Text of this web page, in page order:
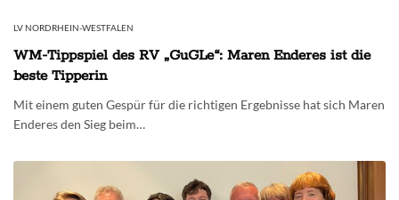
LV NORDRHEIN-WESTFALEN
WM-Tippspiel des RV „GuGLe“: Maren Enderes ist die
beste Tipperin
Mit einem guten Gespür für die richtigen Ergebnisse hat sich Maren
Enderes den Sieg beim…